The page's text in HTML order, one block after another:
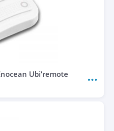
Ubi’remote